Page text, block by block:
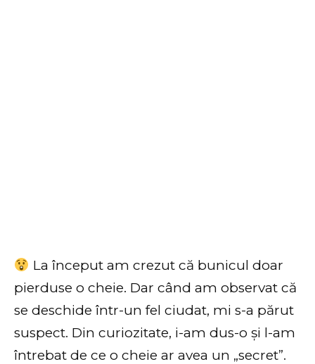
La început am crezut că bunicul doar
pierduse o cheie. Dar când am observat că
se deschide într-un fel ciudat, mi s-a părut
suspect. Din curiozitate, i-am dus-o și l-am
întrebat de ce o cheie ar avea un „secret”.